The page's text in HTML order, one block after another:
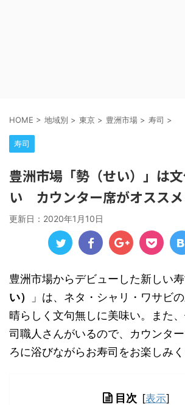
HOME > 地域別 > 東京 > 豊洲市場 > 寿司 >
寿司
豊洲市場「勢（せい）」は
い カウンター席がオススメ
更新日： 2020年1月10日
豊洲市場からデビューした新しい寿
い）
」は、ネタ・シャリ・ワサビ
晴らしく文句無しに美味い。また
司職人さんがいるので、カウンタ
ろに浴びながらお寿司をお楽しみく
目次 [表示]